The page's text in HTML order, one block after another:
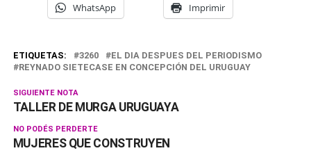
WhatsApp Imprimir
ETIQUETAS: 3260
EL DIA DESPUES DEL PERIODISMO
REYNADO SIETECASE EN CONCEPCIÓN DEL URUGUAY
SIGUIENTE NOTA
TALLER DE MURGA URUGUAYA
NO PODÉS PERDERTE
MUJERES QUE CONSTRUYEN